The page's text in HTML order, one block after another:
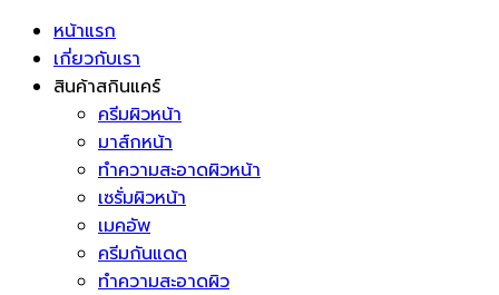
หน้าแรก
เกี่ยวกับเรา
สินค้าสกินแคร์
ครีมผิวหน้า
มาส์กหน้า
ทำความสะอาดผิวหน้า
เซรั่มผิวหน้า
เมคอัพ
ครีมกันแดด
ทำความสะอาดผิว